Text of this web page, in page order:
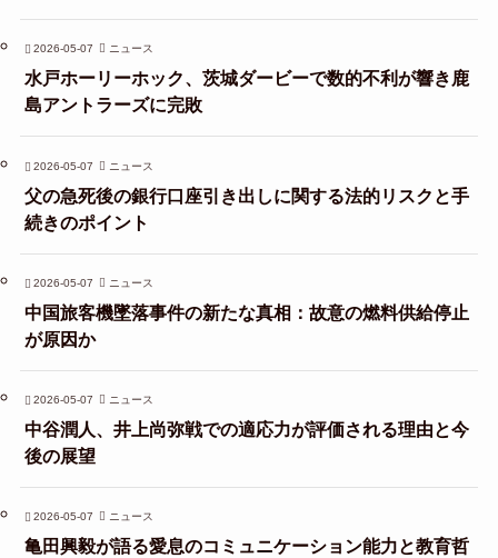
2026-05-07 ニュース
水戸ホーリーホック、茨城ダービーで数的不利が響き鹿
島アントラーズに完敗
2026-05-07 ニュース
父の急死後の銀行口座引き出しに関する法的リスクと手
続きのポイント
2026-05-07 ニュース
中国旅客機墜落事件の新たな真相：故意の燃料供給停止
が原因か
2026-05-07 ニュース
中谷潤人、井上尚弥戦での適応力が評価される理由と今
後の展望
2026-05-07 ニュース
亀田興毅が語る愛息のコミュニケーション能力と教育哲